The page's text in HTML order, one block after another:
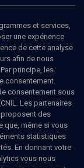
et services,
une expérience
de cette analyse
afin de nous
principe, les
consentement.
consentement sous
Les partenaires
des
que, même si vous
statistiques
En donnant votre
vous nous